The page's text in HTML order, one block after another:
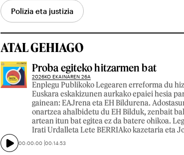
Polizia eta justizia
ATAL GEHIAGO
Proba egiteko hitzarmen bat
2026KO EKAINAREN 26A
Enplegu Publikoko Legearen erreforma du
Euskara eskakizunen aurkako epaiei hesia
gainean: EAJrena eta EH Bildurena.
onartzea ahalbidetu du EH Bilduk, zenbait
artean itun bat egitea ez da batere ohikoa.
Irati Urdalleta Lete BERRIAko kazetaria eta
00:00:00 00:14:53